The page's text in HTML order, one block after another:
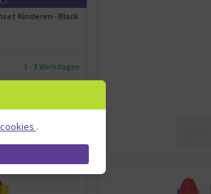
Kinderen - Black
1 - 3 Werkdagen
.